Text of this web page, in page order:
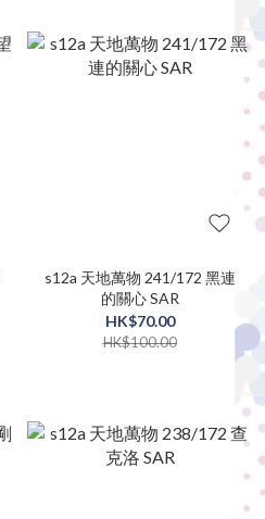
s12a 天地萬物 241/172 黑連
的關心 SAR
HK$70.00
HK$100.00